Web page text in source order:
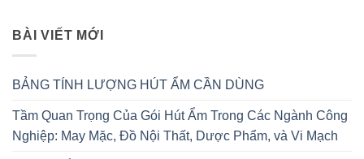
BÀI VIẾT MỚI
BẢNG TÍNH LƯỢNG HÚT ẨM CẦN DÙNG
Tầm Quan Trọng Của Gói Hút Ẩm Trong Các Ngành Công
Nghiệp: May Mặc, Đồ Nội Thất, Dược Phẩm, và Vi Mạch